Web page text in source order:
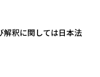
解釈に関しては日本法